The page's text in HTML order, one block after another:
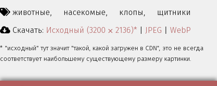
животные,
насекомые, клопы,
щитники
Скачать: Исходный (3200 ⨉ 2136)* | JPEG | WebP
* "исходный" тут значит "такой, какой загружен в CDN", это не всегда
соответствует наибольшему существующему размеру картинки.